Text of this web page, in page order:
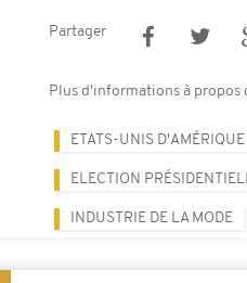
Partager
Plus d'informations à propos
ETATS-UNIS D'AMÉRIQUE
ELECTION
INDUSTRIE DE LA MODE